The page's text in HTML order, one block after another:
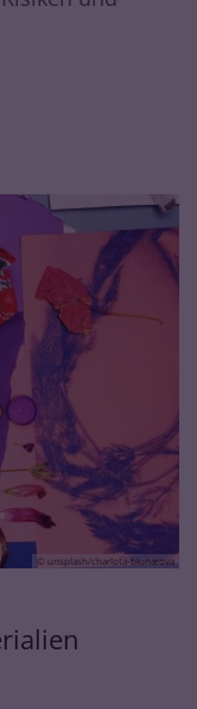
© unsplash/charlota-blunarova